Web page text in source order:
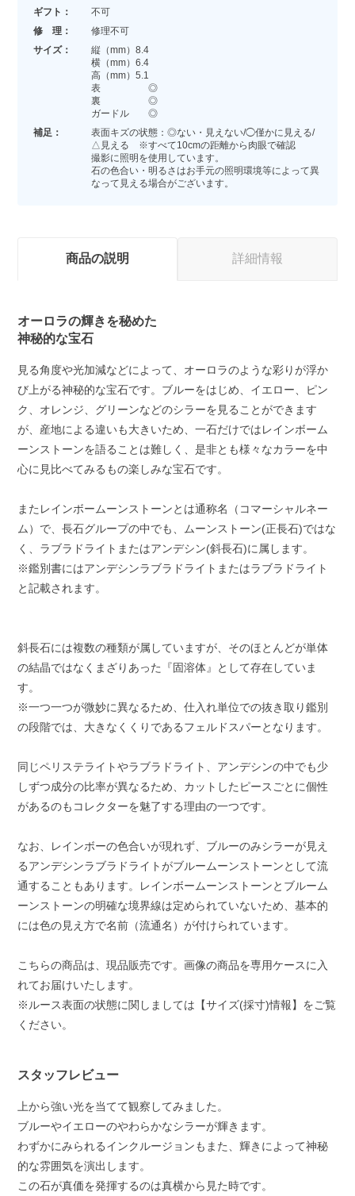
ギフト：
不可
修 理：
修理不可
サイズ：
縦（mm）8.4
横（mm）6.4
高（mm）5.1
表 ◎
裏 ◎
ガードル ◎
補足：
表面キズの状態：◎ない・見えない/◯僅かに見える/
△見える ※すべて10cmの距離から肉眼で確認
撮影に照明を使用しています。
石の色合い・明るさはお手元の照明環境等によって異
なって見える場合がございます。
商品の説明 詳細情報
オーロラの輝きを秘めた
神秘的な宝石
見る角度や光加減などによって、オーロラのような彩りが浮か
び上がる神秘的な宝石です。ブルーをはじめ、イエロー、ピン
ク、オレンジ、グリーンなどのシラーを見ることができます
が、産地による違いも大きいため、一石だけではレインボーム
ーンストーンを語ることは難しく、是非とも様々なカラーを中
心に見比べてみるもの楽しみな宝石です。
またレインボームーンストーンとは通称名（コマーシャルネー
ム）で、長石グループの中でも、ムーンストーン(正長石)ではな
く、ラブラドライトまたはアンデシン(斜長石)に属します。
※鑑別書にはアンデシンラブラドライトまたはラブラドライト
と記載されます。
斜長石には複数の種類が属していますが、そのほとんどが単体
の結晶ではなくまざりあった『固溶体』として存在していま
す。
※一つ一つが微妙に異なるため、仕入れ単位での抜き取り鑑別
の段階では、大きなくくりであるフェルドスパーとなります。
同じペリステライトやラブラドライト、アンデシンの中でも少
しずつ成分の比率が異なるため、カットしたピースごとに個性
があるのもコレクターを魅了する理由の一つです。
なお、レインボーの色合いが現れず、ブルーのみシラーが見え
るアンデシンラブラドライトがブルームーンストーンとして流
通することもあります。レインボームーンストーンとブルーム
ーンストーンの明確な境界線は定められていないため、基本的
には色の見え方で名前（流通名）が付けられています。
こちらの商品は、現品販売です。画像の商品を専用ケースに入
れてお届けいたします。
※ルース表面の状態に関しましては【サイズ(採寸)情報】をご覧
ください。
スタッフレビュー
上から強い光を当てて観察してみました。
ブルーやイエローのやわらかなシラーが輝きます。
わずかにみられるインクルージョンもまた、輝きによって神秘
的な雰囲気を演出します。
この石が真価を発揮するのは真横から見た時です。